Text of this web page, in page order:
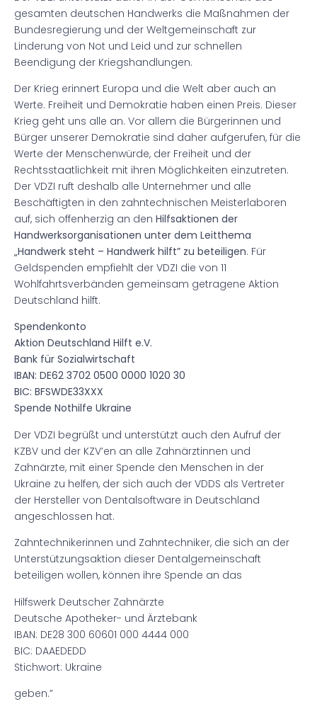
gesamten deutschen Handwerks die Maßnahmen der
Bundesregierung und der Weltgemeinschaft zur
Linderung von Not und Leid und zur schnellen
Beendigung der Kriegshandlungen.
Der Krieg erinnert Europa und die Welt aber auch an
Werte. Freiheit und Demokratie haben einen Preis. Dieser
Krieg geht uns alle an. Vor allem die Bürgerinnen und
Bürger unserer Demokratie sind daher aufgerufen, für die
Werte der Menschenwürde, der Freiheit und der
Rechtsstaatlichkeit mit ihren Möglichkeiten einzutreten.
Der VDZI ruft deshalb alle Unternehmer und alle
Beschäftigten in den zahntechnischen Meisterlaboren
auf, sich offenherzig an den Hilfsaktionen der
Handwerksorganisationen unter dem Leitthema
„Handwerk steht – Handwerk hilft” zu beteiligen. Für
Geldspenden empfiehlt der VDZI die von 11
Wohlfahrtsverbänden gemeinsam getragene Aktion
Deutschland hilft.
Spendenkonto
Aktion Deutschland Hilft e.V.
Bank für Sozialwirtschaft
IBAN: DE62 3702 0500 0000 1020 30
BIC: BFSWDE33XXX
Spende Nothilfe Ukraine
Der VDZI begrüßt und unterstützt auch den Aufruf der
KZBV und der KZV’en an alle Zahnärztinnen und
Zahnärzte, mit einer Spende den Menschen in der
Ukraine zu helfen, der sich auch der VDDS als Vertreter
der Hersteller von Dentalsoftware in Deutschland
angeschlossen hat.
Zahntechnikerinnen und Zahntechniker, die sich an der
Unterstützungsaktion dieser Dentalgemeinschaft
beteiligen wollen, können ihre Spende an das
Hilfswerk Deutscher Zahnärzte
Deutsche Apotheker- und Ärztebank
IBAN: DE28 300 60601 000 4444 000
BIC: DAAEDEDD
Stichwort: Ukraine
geben.”